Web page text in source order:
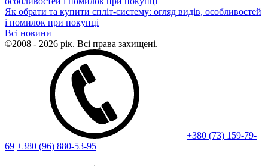
Як обрати та купити спліт-систему: огляд видів, особливостей
і помилок при покупці
Всі новини
©2008 - 2026 рік. Всі права захищені.
+380 (73) 159-79-
69 +380 (96) 880-53-95